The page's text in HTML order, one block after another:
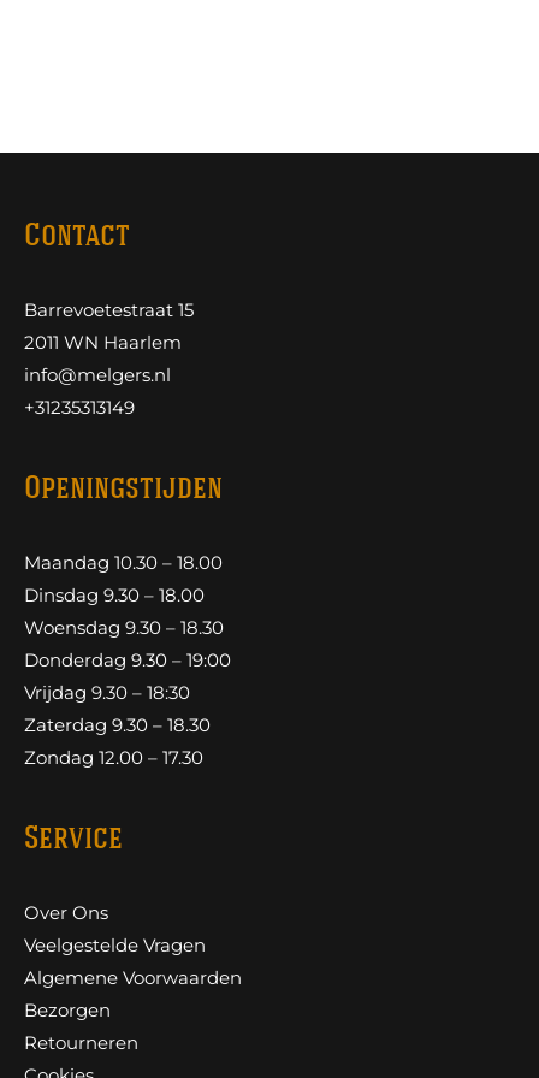
Contact
Barrevoetestraat 15
2011 WN Haarlem
info@melgers.nl
+31235313149
Openingstijden
Maandag 10.30 – 18.00
Dinsdag 9.30 – 18.00
Woensdag 9.30 – 18.30
Donderdag 9.30 – 19:00
Vrijdag 9.30 – 18:30
Zaterdag 9.30 – 18.30
Zondag 12.00 – 17.30
Service
Over Ons
Veelgestelde Vragen
Algemene Voorwaarden
Bezorgen
Retourneren